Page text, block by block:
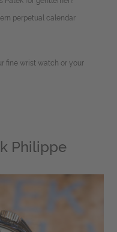
perpetual calendar
fine wrist watch or your
Philippe